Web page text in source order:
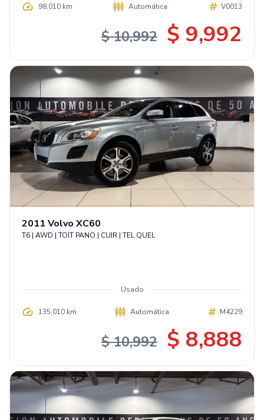
98,010 km Automática V0013
$ 10,992 $ 9,992
2011 Volvo XC60
T6 | AWD | TOIT PANO | CUIR | TEL QUEL
Usado
135,010 km Automática M4229
$ 10,992 $ 8,888